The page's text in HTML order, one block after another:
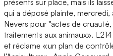
présents sur place, mais ils
qui a déposé plainte,
Nevers pour "actes de
traitements aux animaux».
et réclame «un plan de